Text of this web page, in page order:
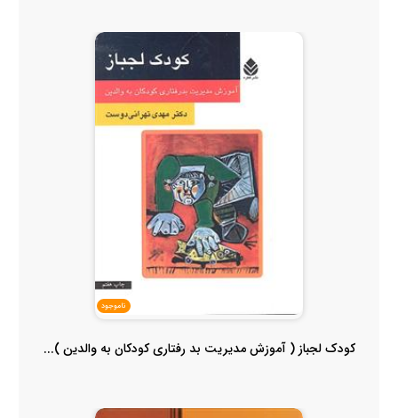
ناموجود
کودک لجباز ( آموزش مدیریت بد رفتاری کودکان به والدین )...